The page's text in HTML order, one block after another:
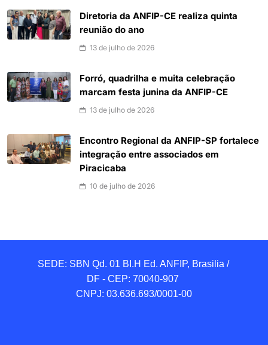
Diretoria da ANFIP-CE realiza quinta
reunião do ano
13 de julho de 2026
Forró, quadrilha e muita celebração
marcam festa junina da ANFIP-CE
13 de julho de 2026
Encontro Regional da ANFIP-SP fortalece
integração entre associados em
Piracicaba
10 de julho de 2026
SEDE: SBN Qd. 01 BI.H Ed. ANFIP, Brasilia /
DF - CEP: 70040-907
CNPJ: 03.636.693/0001-00